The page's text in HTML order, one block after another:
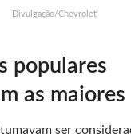
Divulgação/Chevrolet
populares
as maiores
ser